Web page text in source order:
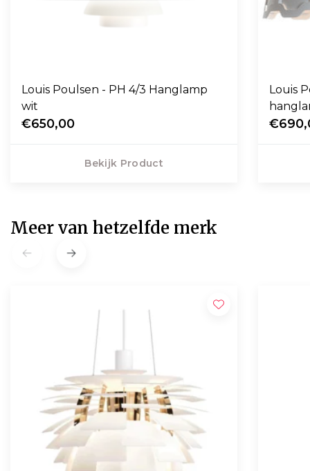
Louis Poulsen - PH 4/3 Hanglamp
wit
€650,00
Bekijk Product
Louis
Meer van hetzelfde merk